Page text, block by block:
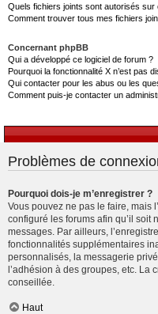
Quels fichiers joints sont autorisés sur
Comment trouver tous mes fichiers
Concernant phpBB
Qui a développé ce logiciel de forum ?
Pourquoi la fonctionnalité X n’est pas
Qui contacter pour les abus ou les
Comment puis-je contacter un
Problèmes de
Pourquoi dois-je m’enregistrer ?
Vous pouvez ne pas le faire, mais
configuré les forums afin qu’il soit
messages. Par ailleurs,
fonctionnalités supplémentaires
personnalisés, la messagerie
l’adhésion à des groupes, etc. La
conseillée.
Haut